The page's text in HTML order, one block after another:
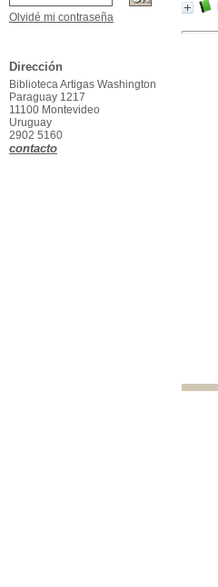
Olvidé mi contraseña
Dirección
Biblioteca Artigas Washington
Paraguay 1217
11100 Montevideo
Uruguay
2902 5160
contacto